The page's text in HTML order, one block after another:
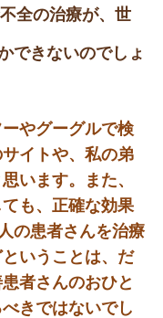
全の治療が、世
できないのでしょ
やグーグルで検
イトや、私の弟
います。また、
も、正確な効果
の患者さんを治療
いうことは、だ
者さんのおひと
きではないでし